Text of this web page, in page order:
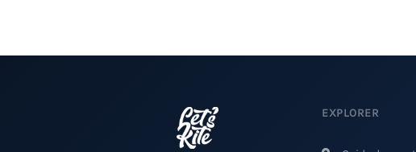
EXPLORER